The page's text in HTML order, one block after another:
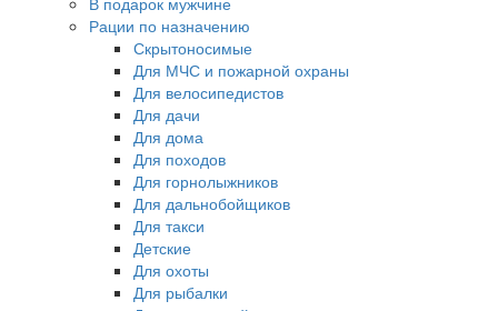
Рации по назначению
Скрытоносимые
Для МЧС и пожарной охраны
Для велосипедистов
Для дачи
Для дома
Для походов
Для горнолыжников
Для дальнобойщиков
Для такси
Детские
Для охоты
Для рыбалки